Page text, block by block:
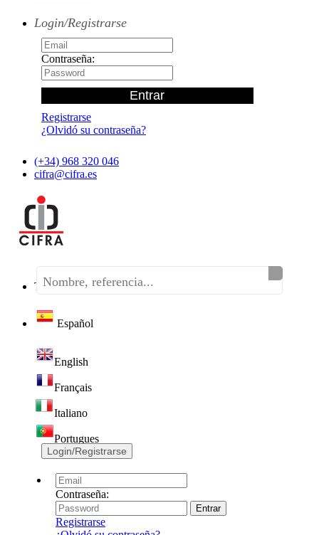
Login/Registrarse
Contraseña:
Registrarse
¿Olvidó su contraseña?
(+34) 968 320 046
cifra@cifra.es
Teléfono:(+34) 968 320 046
Español
English
Français
Italiano
Portugues
Login/Registrarse
Contraseña:
Registrarse